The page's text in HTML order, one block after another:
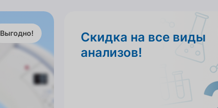
Выгодно!
Скидка на все виды
анализов!